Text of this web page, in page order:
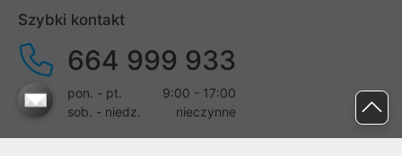
Szybki kontakt
664 999 933
pon. - pt.
9:00 - 17:00
sob. - niedz.
nieczynne